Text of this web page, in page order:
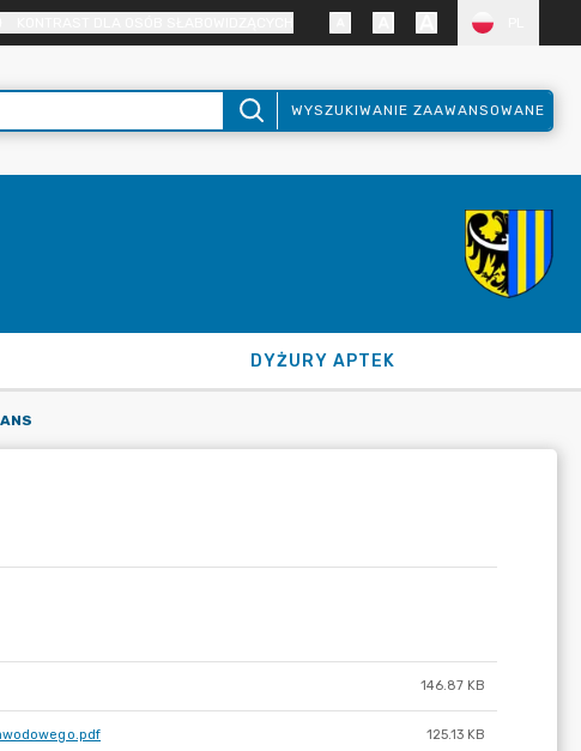
WYSZUKIWANIE ZAAWANSOWANE
DYŻURY APTEK
146.87 KB
125.13 KB